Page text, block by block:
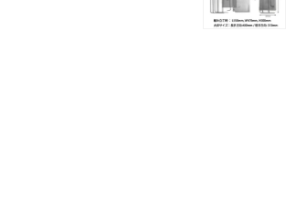
ア
(1)